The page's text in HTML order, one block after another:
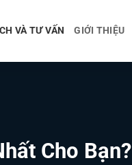
VÀ TƯ VẤN GIỚI THIỆU
Cho Bạn?